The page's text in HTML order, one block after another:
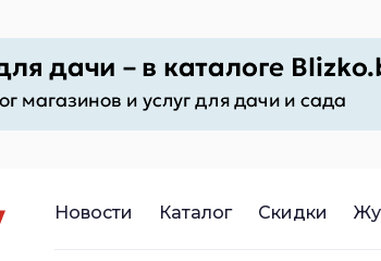
Новости Каталог Скидки